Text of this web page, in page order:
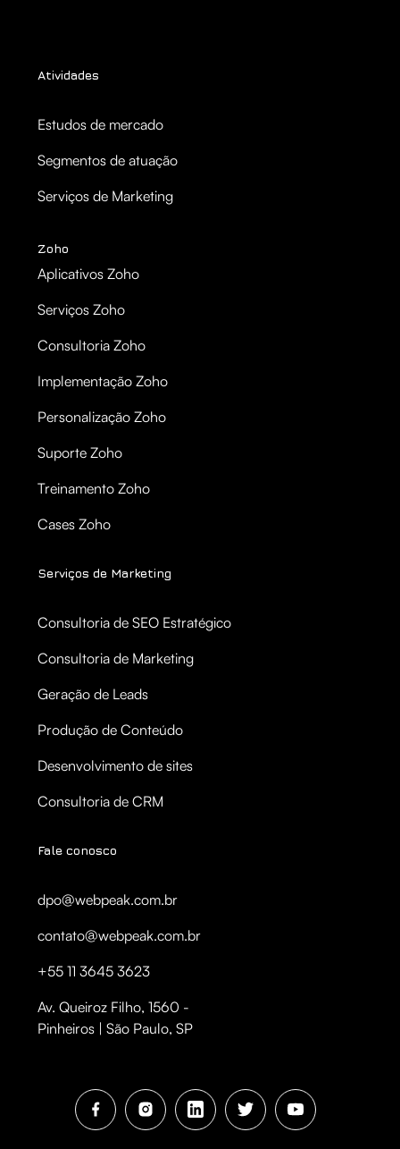
Atividades
Estudos de mercado
Segmentos de atuação
Serviços de Marketing
Zoho
Aplicativos Zoho
Serviços Zoho
Consultoria Zoho
Implementação Zoho
Personalização Zoho
Suporte Zoho
Treinamento Zoho
Cases Zoho
Serviços de Marketing
Consultoria de SEO Estratégico
Consultoria de Marketing
Geração de Leads
Produção de Conteúdo
Desenvolvimento de sites
Consultoria de CRM
Fale conosco
dpo@webpeak.com.br
contato@webpeak.com.br
+55 11 3645 3623
Av. Queiroz Filho, 1560 -
Pinheiros | São Paulo, SP